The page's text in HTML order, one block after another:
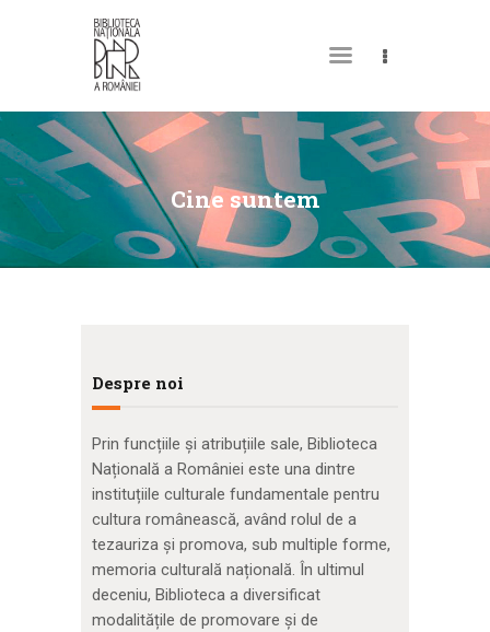
Cine suntem
DESPRE NOI
PERMISUL MEU DE
BIBLIOTECĂ
CATALOAGE ȘI
EVENIMENTE
CULTURALE
SPAȚII
NOUTĂȚI
Despre noi
Prin funcțiile și atribuțiile sale, Biblioteca
Națională a României este una dintre
instituțiile culturale fundamentale pentru
cultura românească, având rolul de a
tezauriza și promova, sub multiple forme,
memoria culturală națională. În ultimul
deceniu, Biblioteca a diversificat
modalitățile de promovare și de